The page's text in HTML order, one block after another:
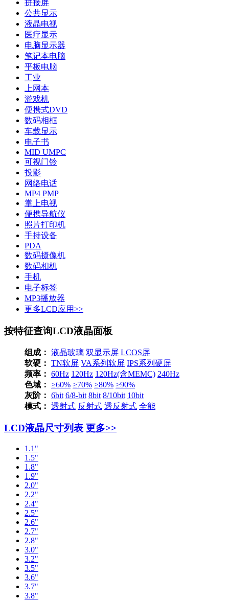
拼接屏
公共显示
液晶电视
医疗显示
电脑显示器
笔记本电脑
平板电脑
工业
上网本
游戏机
便携式DVD
数码相框
车载显示
电子书
MID UMPC
可视门铃
投影
网络电话
MP4 PMP
掌上电视
便携导航仪
照片打印机
手持设备
PDA
数码摄像机
数码相机
手机
电子标签
MP3播放器
更多LCD应用>>
按特征查询LCD液晶面板
组成： 液晶玻璃 双显示屏 LCOS屏
软硬： TN软屏 VA系列软屏 IPS系列硬屏
频率： 60Hz 120Hz 120Hz(含MEMC) 240Hz
色域： ≥60% ≥70% ≥80% ≥90%
灰阶： 6bit 6/8-bit 8bit 8/10bit 10bit
模式： 透射式 反射式 透反射式 全能
LCD液晶尺寸列表 更多>>
1.1"
1.5"
1.8"
1.9"
2.0"
2.2"
2.4"
2.5"
2.6"
2.7"
2.8"
3.0"
3.2"
3.5"
3.6"
3.7"
3.8"